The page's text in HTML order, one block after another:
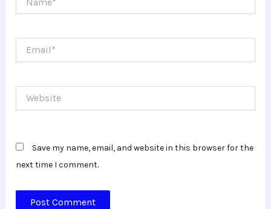
Save my name, email, and website in this browser for the
next time I comment.